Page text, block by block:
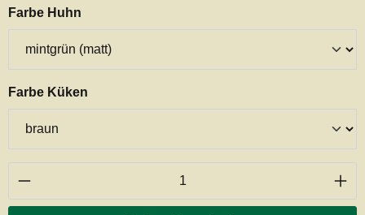
Farbe Huhn
Farbe Küken
Produkt Anzahl: Gib den gewünschten